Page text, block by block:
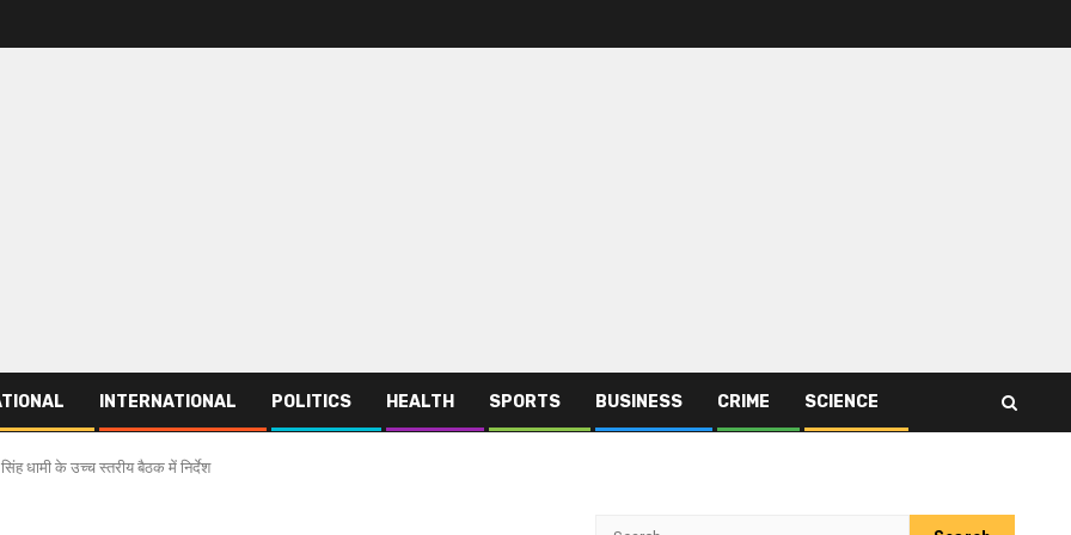
INTERNATIONAL POLITICS HEALTH SPORTS BUSINESS CRIME SCIENCE
धामी के उच्च स्तरीय बैठक में निर्देश
Search